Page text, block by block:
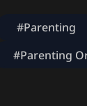
#Parenting
#Parenting